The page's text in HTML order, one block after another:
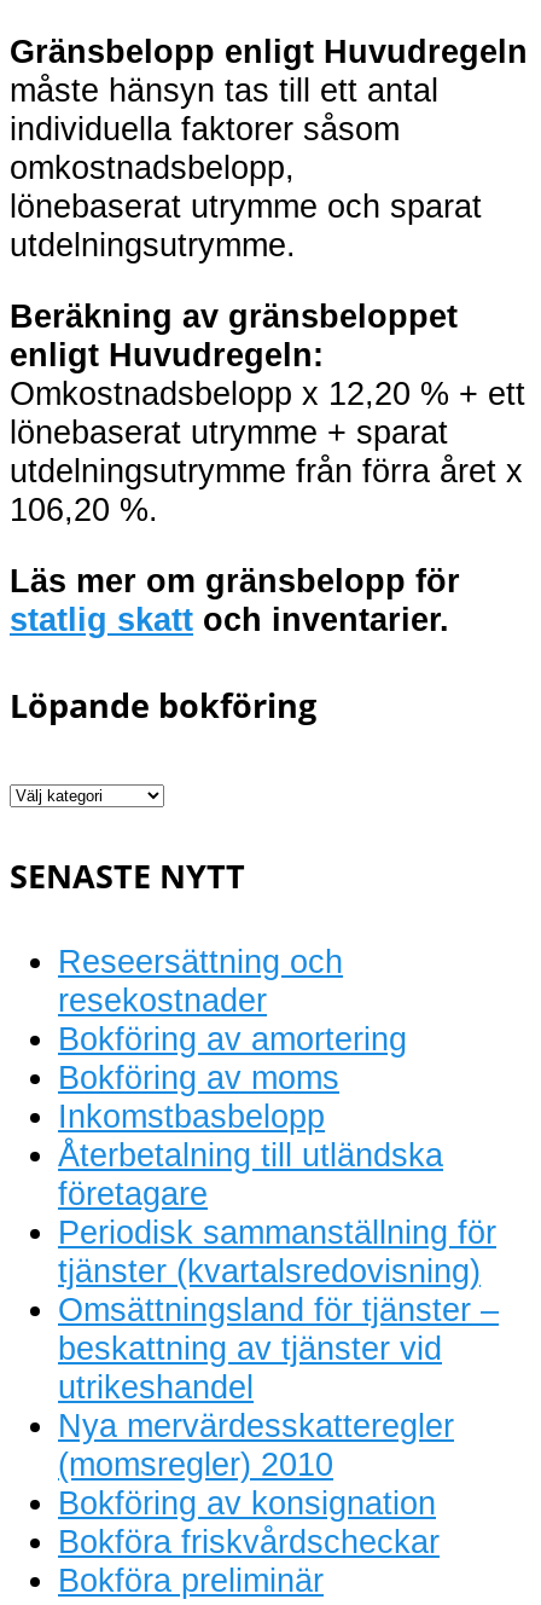
Gränsbelopp enligt Huvudregeln
måste hänsyn tas till ett antal
individuella faktorer såsom
omkostnadsbelopp,
lönebaserat utrymme och sparat
utdelningsutrymme.
Beräkning av gränsbeloppet
enligt Huvudregeln:
Omkostnadsbelopp x 12,20 % + ett
lönebaserat utrymme + sparat
utdelningsutrymme från förra året x
106,20 %.
Läs mer om gränsbelopp för
statlig skatt och inventarier.
Löpande bokföring
Löpande
SENASTE NYTT
Reseersättning och
resekostnader
Bokföring av amortering
Bokföring av moms
Inkomstbasbelopp
Återbetalning till utländska
företagare
Periodisk sammanställning för
tjänster (kvartalsredovisning)
Omsättningsland för tjänster –
beskattning av tjänster vid
utrikeshandel
Nya mervärdesskatteregler
(momsregler) 2010
Bokföring av konsignation
Bokföra friskvårdscheckar
Bokföra preliminär